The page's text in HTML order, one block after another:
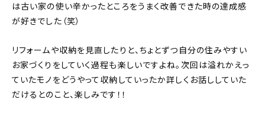
は古い家の使い辛かったところをうまく改善できた時の達成感
が好きでした（笑）
リフォームや収納を見直したりと、ちょとずつ自分の住みやすい
お家づくりをしていく過程も楽しいですよね。次回は溢れかえっ
ていたモノをどうやって収納していったか詳しくお話ししていた
だけるとのこと、楽しみです！！